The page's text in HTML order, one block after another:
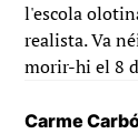
l'escola
realista. Va
morir-hi el 8
Carme